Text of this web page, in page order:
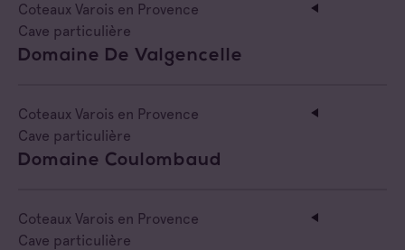
Coteaux Varois en Provence
Cave particulière
Domaine De Valgencelle
Coteaux Varois en Provence
Cave particulière
Domaine Coulombaud
Coteaux Varois en Provence
Cave particulière